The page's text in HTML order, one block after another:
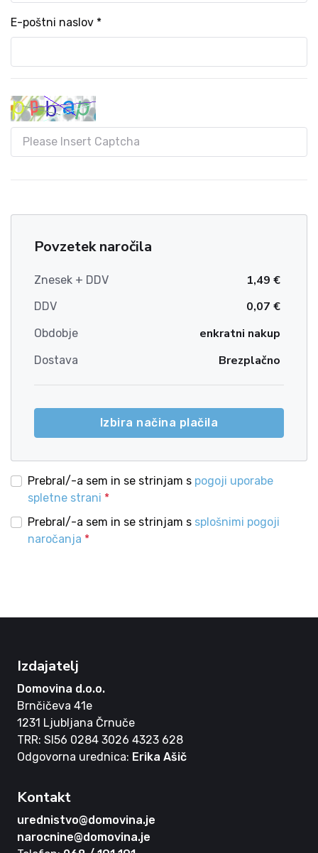
E-poštni naslov *
Povzetek naročila
Znesek + DDV 1,49 €
DDV 0,07 €
Obdobje enkratni nakup
Dostava Brezplačno
Izbira načina plačila
Prebral/-a sem in se strinjam s pogoji uporabe
spletne strani *
Prebral/-a sem in se strinjam s splošnimi pogoji
naročanja *
Izdajatelj
Domovina d.o.o.
Brnčičeva 41e
1231 Ljubljana Črnuče
TRR: SI56 0284 3026 4323 628
Odgovorna urednica: Erika Ašič
Kontakt
urednistvo@domovina.je
narocnine@domovina.je